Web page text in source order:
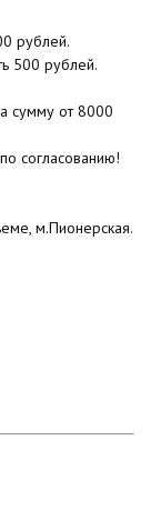
рублей.
500 рублей.
сумму от 8000
согласованию!
м.Пионерская.